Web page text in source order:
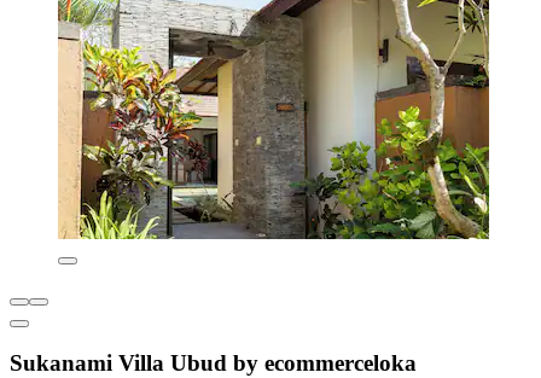
Sukanami Villa Ubud by ecommerceloka